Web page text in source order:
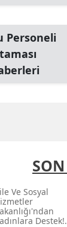
Personeli
Ve Sosyal
Destek!